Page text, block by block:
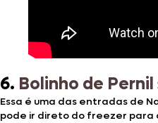
6. Bolinho de
Essa é uma das entradas de
pode ir direto do freezer para